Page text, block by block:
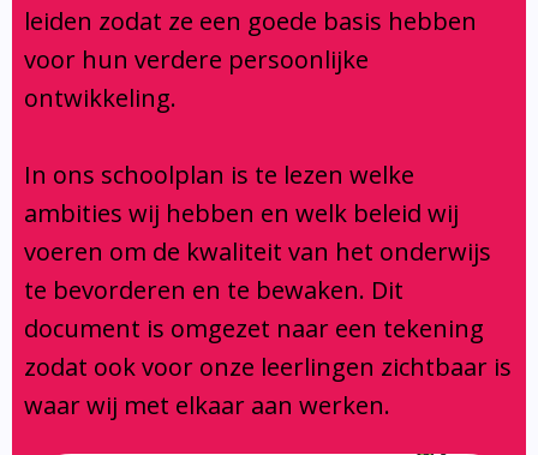
Aanmelden
leiden zodat ze een goede basis hebben
voor hun verdere persoonlijke
ontwikkeling.
In ons schoolplan is te lezen welke
ambities wij hebben en welk beleid wij
voeren om de kwaliteit van het onderwijs
te bevorderen en te bewaken. Dit
document is omgezet naar een tekening
zodat ook voor onze leerlingen zichtbaar is
waar wij met elkaar aan werken.